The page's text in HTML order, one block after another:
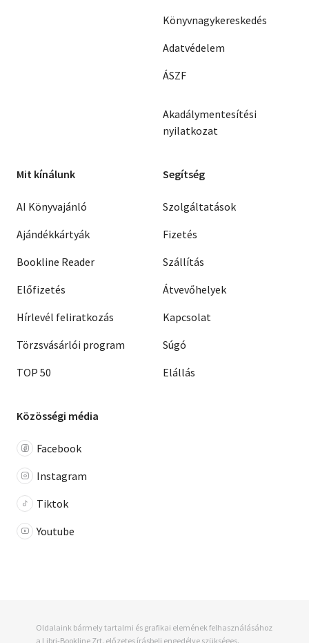
Könyvnagykereskedés
Adatvédelem
ÁSZF
Akadálymentesítési
nyilatkozat
Mit kínálunk
AI Könyvajánló
Ajándékkártyák
Bookline Reader
Előfizetés
Hírlevél feliratkozás
Törzsvásárlói program
TOP 50
Segítség
Szolgáltatások
Fizetés
Szállítás
Átvevőhelyek
Kapcsolat
Súgó
Elállás
Közösségi média
Facebook
Instagram
Tiktok
Youtube
Oldalaink bármely tartalmi és grafikai elemének felhasználásához
a Libri-Bookline Zrt. előzetes írásbeli engedélye szükséges.